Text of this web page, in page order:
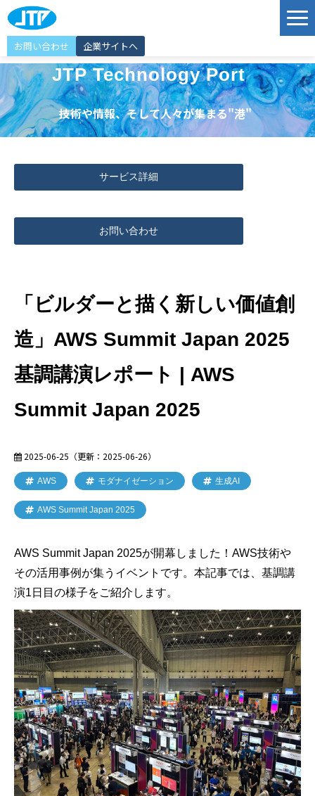
お問い合わせ 企業サイトへ
サービス
ソリューション
導入事例
エンジニア紹介
イベント情報
JTP Technology Port
技術や情報、そして人々が集まる"港"
サービス詳細
お問い合わせ
「ビルダーと描く新しい価値創
造」AWS Summit Japan 2025
基調講演レポート | AWS
Summit Japan 2025
2025-06-25 （更新： 2025-06-26）
AWS モダナイゼーション 生成AI
AWS Summit Japan 2025
AWS Summit Japan 2025が開幕しました！AWS技術や
その活用事例が集うイベントです。本記事では、基調講
演1日目の様子をご紹介します。